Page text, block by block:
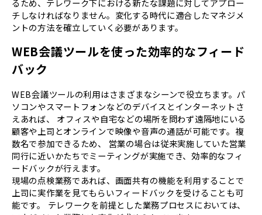
るため、テレワーク下における新たな課題に対してアプロー
チしなければなりません。変化する時代に適合したマネジメ
ントの方法を確立していく必要があります。
WEB会議ツールを使った効率的なフィード
バック
WEB会議ツールの利用はさまざまなシーンで役立ちます。パ
ソコンやスマートフォンなどのデバイスとインターネットさ
えあれば、 オフィスや自宅などの場所を問わず遠隔地にいる
顧客や上司とオンラインで映像や音声の通話が可能です。複
数名で参加できるため、 営業の場合は従来実施していた営業
同行に近いかたちでミーティングが実施でき、効率的なフィ
ードバックが行えます。
現場の点検業務であれば、画面共有の機能を利用することで
上司に実作業を見てもらいフィードバックを受けることも可
能です。 テレワークを前提とした業務プロセスにおいては、